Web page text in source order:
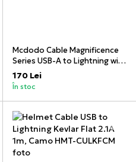
Mcdodo Cable Magnificence
Series USB-A to Lightning with
Switching LED 1.2m 2.0A,
Orange
170 Lei
În stoc